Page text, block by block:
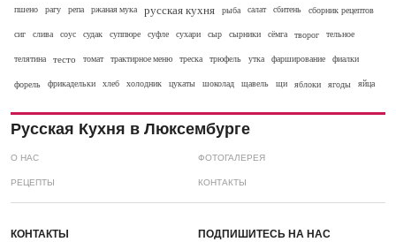
пшено рагу репа ржаная мука русская кухня рыба салат сбитень сборник рецептов
сиг слива соус судак суппюре суфле сухари сыр сырники сёмга творог тельное
телятина тесто томат трактирное меню треска трюфель утка фарширование фиалки
форель фрикадельки хлеб холодник цукаты шоколад щавель щи яблоки ягоды яйца
Русская Кухня в Люксембурге
О НАС ФОТОГАЛЕРЕЯ
РЕЦЕПТЫ КОНТАКТЫ
КОНТАКТЫ ПОДПИШИТЕСЬ НА НАС